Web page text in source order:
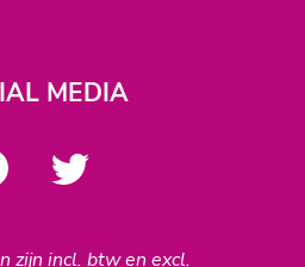
MEDIA
zijn incl. btw en excl.